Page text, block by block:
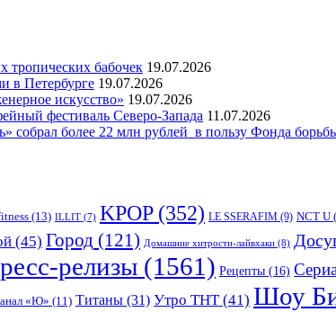
бабочек 19.07.2026
в Петербурге 19.07.2026
искусство» 19.07.2026
фестиваль Северо-Запада 11.07.2026
собрал более 22 млн рублей в пользу Фонда
(13) ILLIT (7) KPOP(352) LE SSERAFIM (9) NCT U
(45) Город (121) Домашние хитрости-лайвхаки (8)
релизы (1561) Рецепты (16)
«Ю» (11) Титаны (31) Утро ТНТ(41) Шоу